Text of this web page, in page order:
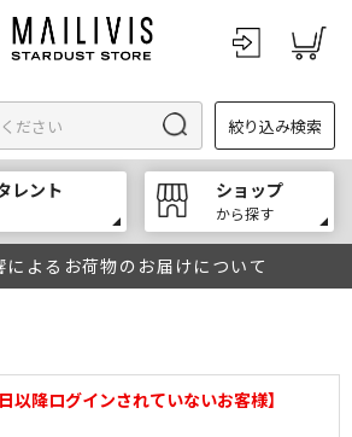
絞り込み検索
レント ショップ
から探す
よるお荷物のお届けについて
以降ログインされていないお客様】